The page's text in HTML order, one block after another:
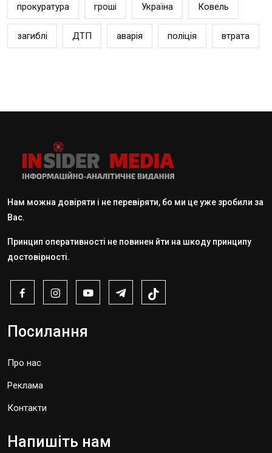
прокуратура гроші Україна Ковель
загиблі ДТП аварія поліція втрата
Нам можна довіряти і не перевіряти, бо ми це уже зробили за
Вас.
Принцип оперативності не повинен йти на шкоду принципу
достовірності.
Посилання
Про нас
Реклама
Контакти
Напишіть нам